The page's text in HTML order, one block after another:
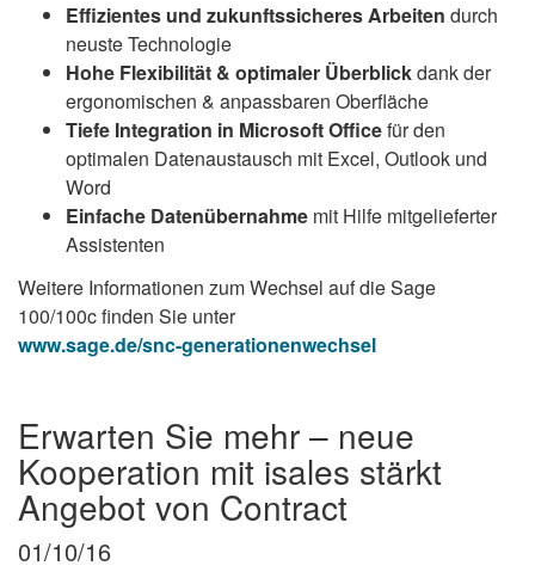
Effizientes und zukunftssicheres Arbeiten durch
neuste Technologie
Hohe Flexibilität & optimaler Überblickdank der
ergonomischen & anpassbaren Oberfläche
Tiefe Integration in Microsoft Officefür den
optimalen Datenaustausch mit Excel, Outlook und
Word
Einfache Datenübernahme mit Hilfe mitgelieferter
Assistenten
Weitere Informationen zum Wechsel auf die Sage
100/100c finden Sie unter
www.sage.de/snc-generationenwechsel
Erwarten Sie mehr – neue
Kooperation mit isales stärkt
Angebot von Contract
01/10/16